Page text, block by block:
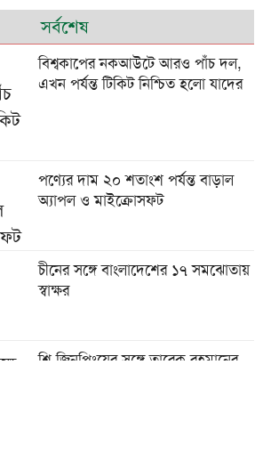
সর্বশেষ
বিশ্বকাপের নকআউটে আরও পাঁচ দল,
এখন পর্যন্ত টিকিট নিশ্চিত হলো যাদের
পণ্যের দাম ২০ শতাংশ পর্যন্ত বাড়াল
অ্যাপল ও মাইক্রোসফট
চীনের সঙ্গে বাংলাদেশের ১৭ সমঝোতায়
স্বাক্ষর
শি জিনপিংয়ের সঙ্গে তারেক রহমানের